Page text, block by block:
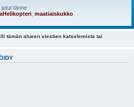
jutut tänne
maatiaiskukko
tämän alueen viestien katselemista tai